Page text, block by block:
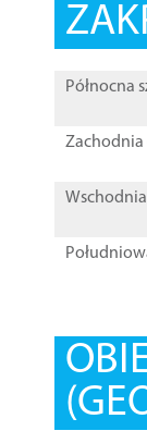
Północna
Zachodnia